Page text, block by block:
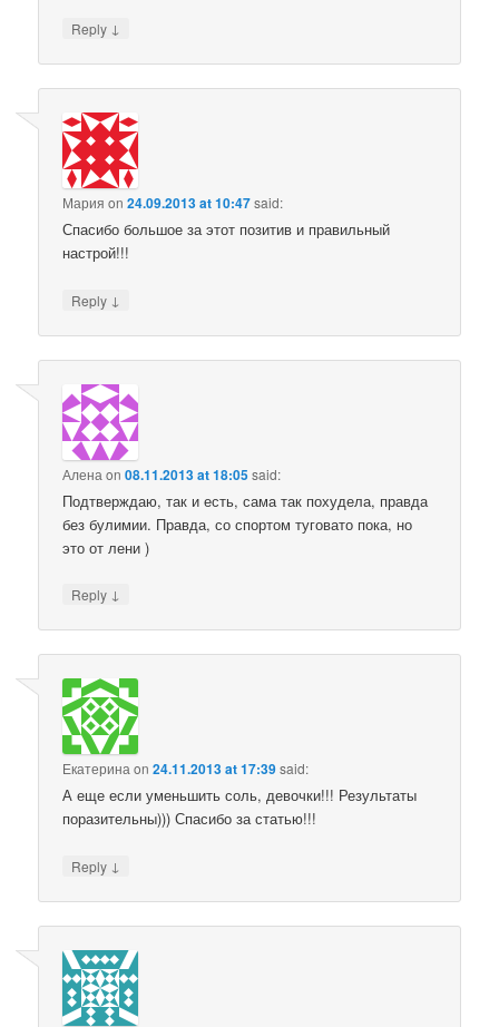
Reply ↓
Мария on24.09.2013 at 10:47said:
Спасибо большое за этот позитив и правильный
настрой!!!
Reply ↓
Алена on08.11.2013 at 18:05said:
Подтверждаю, так и есть, сама так похудела, правда
без булимии. Правда, со спортом туговато пока, но
это от лени )
Reply ↓
Екатерина on24.11.2013 at 17:39said:
А еще если уменьшить соль, девочки!!! Результаты
поразительны))) Спасибо за статью!!!
Reply ↓